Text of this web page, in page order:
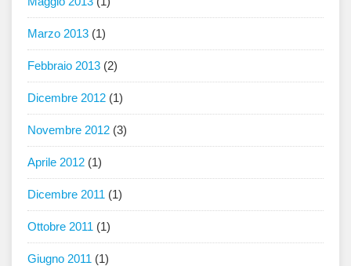
Marzo 2013 (1)
Febbraio 2013 (2)
Dicembre 2012 (1)
Novembre 2012 (3)
Aprile 2012 (1)
Dicembre 2011 (1)
Ottobre 2011 (1)
Giugno 2011 (1)